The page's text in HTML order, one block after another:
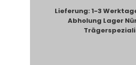
Lieferung: 1-3
Abholung Lager